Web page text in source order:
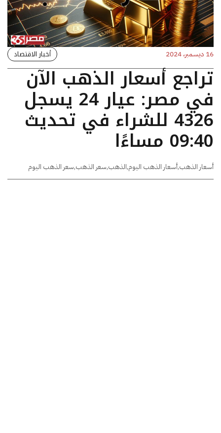
16 ديسمبر، 2024 أخبار الاقتصاد
تراجع أسعار الذهب الآن
في مصر: عيار 24 يسجل
4326 للشراء في تحديث
09:40 مساءًا
أسعار الذهب,أسعار الذهب اليوم,الذهب,سعر الذهب,سعر الذهب اليوم